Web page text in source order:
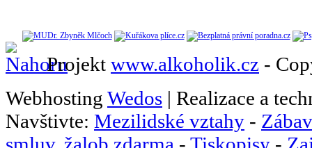
Projekt www.alkoholik.cz -
Webhosting Wedos | Realizace a
Navštivte: Mezilidské vztahy -